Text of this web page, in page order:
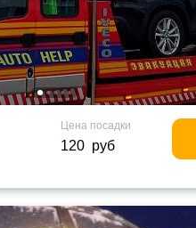
Цена посадки
120 руб